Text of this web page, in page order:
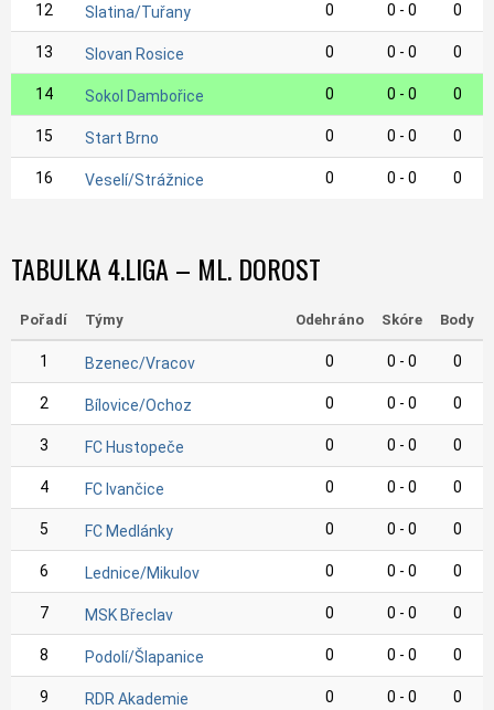
12 Slatina/Tuřany 0 0 - 0 0
13 Slovan Rosice 0 0 - 0 0
14 Sokol Dambořice 0 0 - 0 0
15 Start Brno 0 0 - 0 0
16 Veselí/Strážnice 0 0 - 0 0
TABULKA 4.LIGA – ML. DOROST
Pořadí Týmy Odehráno Skóre Body
1 Bzenec/Vracov 0 0 - 0 0
2 Bílovice/Ochoz 0 0 - 0 0
3 FC Hustopeče 0 0 - 0 0
4 FC Ivančice 0 0 - 0 0
5 FC Medlánky 0 0 - 0 0
6 Lednice/Mikulov 0 0 - 0 0
7 MSK Břeclav 0 0 - 0 0
8 Podolí/Šlapanice 0 0 - 0 0
9 RDR Akademie 0 0 - 0 0